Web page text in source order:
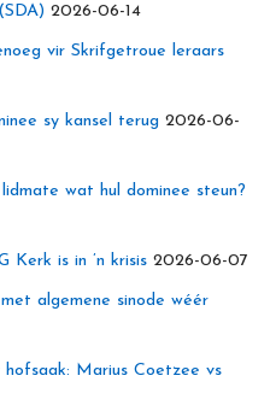
2026-06-14
vir Skrifgetroue leraars
sy kansel terug 2026-06-
wat hul dominee steun?
Kerk is in ’n krisis 2026-06-07
algemene sinode wéér
Marius Coetzee vs